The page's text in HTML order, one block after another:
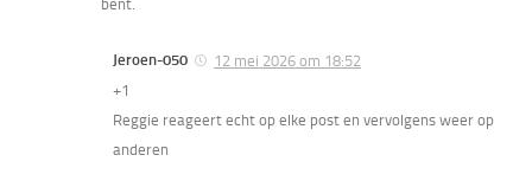
bent.
Jeroen-050
12 mei 2026 om 18:52
+1
Reggie reageert echt op elke post en vervolgens weer op
anderen